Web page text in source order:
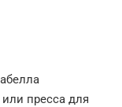
пресса для